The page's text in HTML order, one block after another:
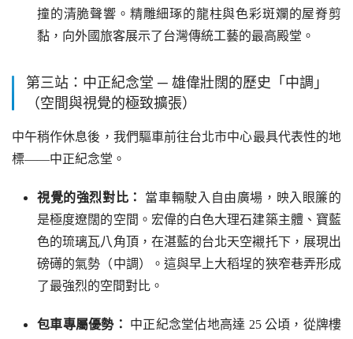
撞的清脆聲響。精雕細琢的龍柱與色彩斑斕的屋脊剪
黏，向外國旅客展示了台灣傳統工藝的最高殿堂。
第三站：中正紀念堂 ─ 雄偉壯闊的歷史「中調」
（空間與視覺的極致擴張）
中午稍作休息後，我們驅車前往台北市中心最具代表性的地
標——中正紀念堂。
視覺的強烈對比：
當車輛駛入自由廣場，映入眼簾的
是極度遼闊的空間。宏偉的白色大理石建築主體、寶藍
色的琉璃瓦八角頂，在湛藍的台北天空襯托下，展現出
磅礡的氣勢（中調）。這與早上大稻埕的狹窄巷弄形成
了最強烈的空間對比。
包車專屬優勢：
中正紀念堂佔地高達 25 公頃，從牌樓